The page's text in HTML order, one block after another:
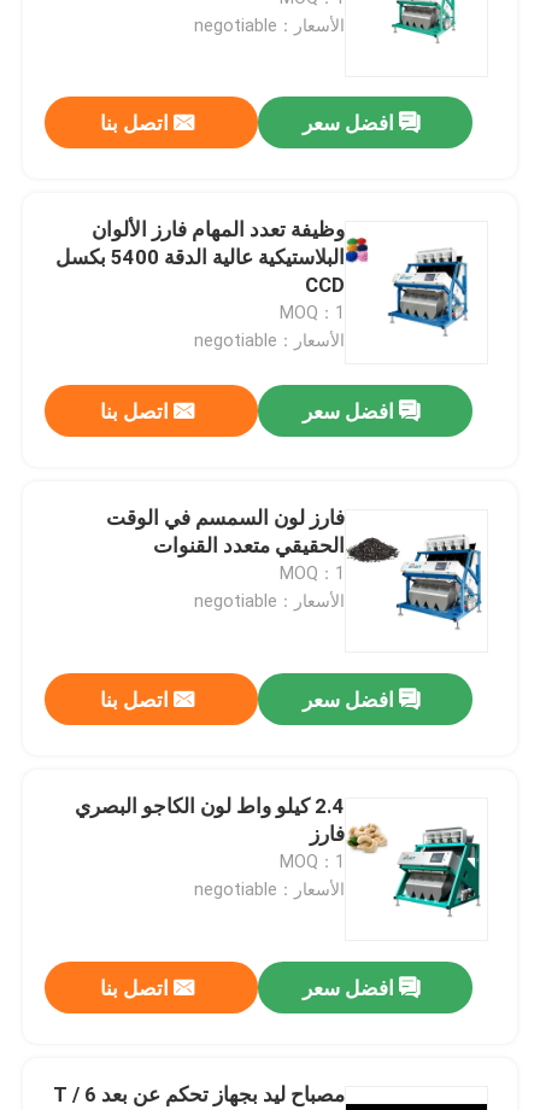
الأسعار：negotiable
افضل سعر اتصل بنا
وظيفة تعدد المهام فارز الألوان
البلاستيكية عالية الدقة 5400 بكسل
CCD
MOQ：1
الأسعار：negotiable
افضل سعر اتصل بنا
فارز لون السمسم في الوقت
الحقيقي متعدد القنوات
MOQ：1
الأسعار：negotiable
افضل سعر اتصل بنا
2.4 كيلو واط لون الكاجو البصري
فارز
MOQ：1
الأسعار：negotiable
افضل سعر اتصل بنا
مصباح ليد بجهاز تحكم عن بعد 6 T /